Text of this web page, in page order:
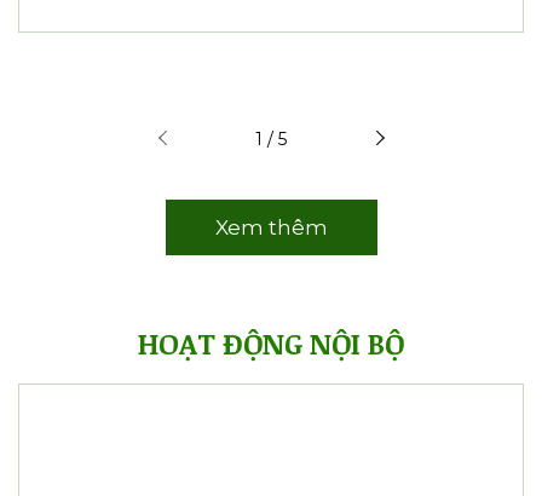
1 / 5
Xem thêm
HOẠT ĐỘNG NỘI BỘ